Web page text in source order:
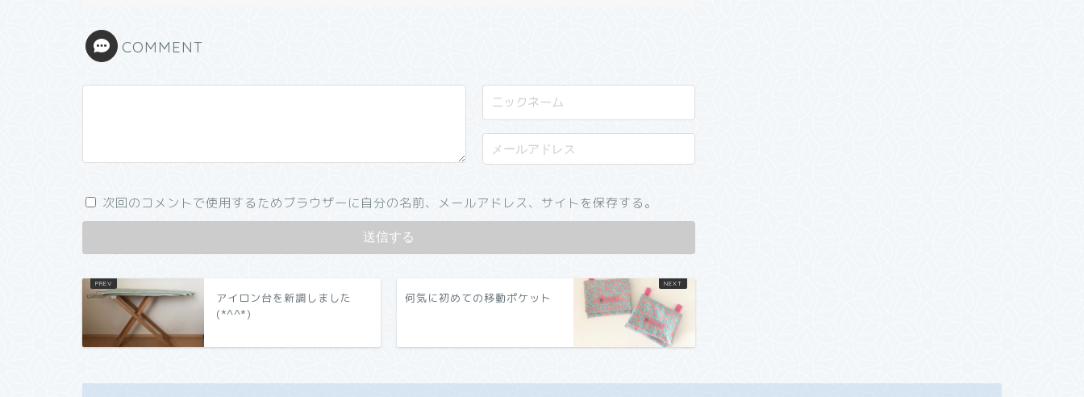
COMMENT
次回のコメントで使用するためブラウザーに自分の名前、メールアドレス、サイトを保存する。
アイロン台を新調しました
(*^^*)
何気に初めての移動ポケット